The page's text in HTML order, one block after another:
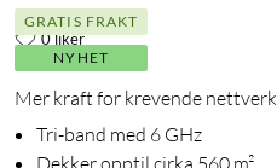
GRATIS FRAKT
NYHET
0 liker
Mer kraft for krevende nettverk
Tri-band med 6 GHz
Dekker opptil cirka 560 m²